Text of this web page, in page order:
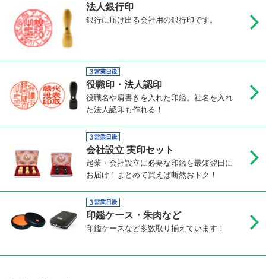
法人銀行印
銀行に届け出る会社用の銀行印です。
役職印・法人認印
役職名や肩書きを入れた印鑑。社名を入れ
た法人認印も作れる！
会社設立 実印セット
起業・会社設立に必要な印鑑を最短翌日に
お届け！まとめて買えば断然おトク！
印鑑ケース・朱肉など
印鑑ケースなど多数取り揃えています！